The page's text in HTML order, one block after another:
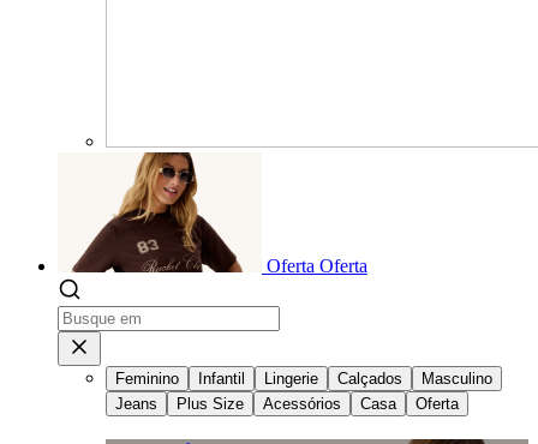
Oferta Oferta
Feminino Infantil Lingerie Calçados
Masculino
Jeans
Plus Size Acessórios Casa Oferta